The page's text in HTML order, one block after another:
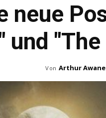
neue
und
Von Arthur